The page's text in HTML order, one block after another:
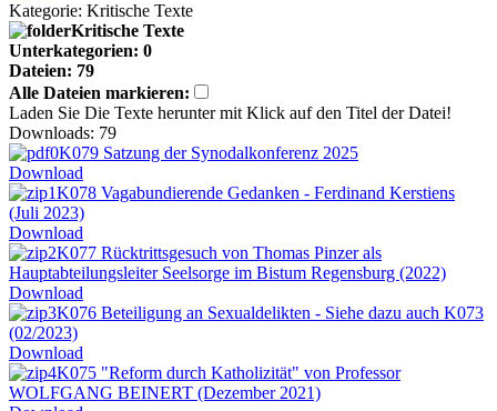
Kategorie: Kritische Texte
Kritische Texte
Unterkategorien: 0
Dateien: 79
Alle Dateien markieren:
Laden Sie Die Texte herunter mit Klick auf den Titel der Datei!
Downloads: 79
K079 Satzung der Synodalkonferenz 2025
Download
K078 Vagabundierende Gedanken - Ferdinand Kerstiens
(Juli 2023)
Download
K077 Rücktrittsgesuch von Thomas Pinzer als
Hauptabteilungsleiter Seelsorge im Bistum Regensburg (2022)
Download
K076 Beteiligung an Sexualdelikten - Siehe dazu auch K073
(02/2023)
Download
K075 "Reform durch Katholizität" von Professor
WOLFGANG BEINERT (Dezember 2021)